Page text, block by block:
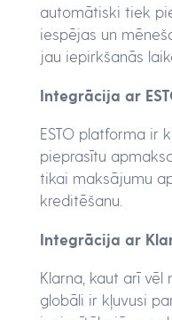
automātiski tiek
iespējas un
jau iepirkšanās
Integrācija ar
ESTO platforma ir
pieprasītu
tikai maksājumu
kreditēšanu.
Integrācija ar
Klarna, kaut arī vēl
globāli ir kļuvusi